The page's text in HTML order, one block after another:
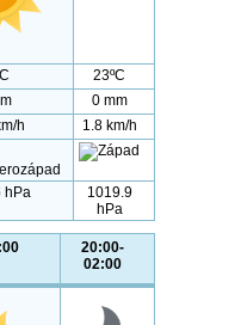
23ºC
0 mm
h
1.8 km/h
hPa
1019.9
hPa
20:00-
02:00